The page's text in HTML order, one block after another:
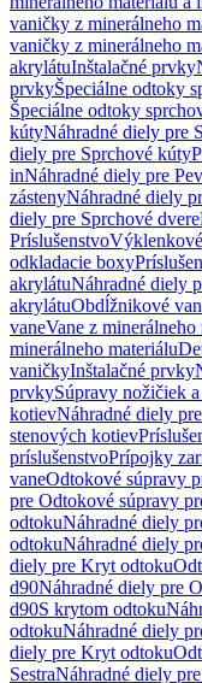
vaničky z minerálneho
vaničky z minerálneho
akrylátuInštalačné prvky
prvkyŠpeciálne odtoky
Špeciálne odtoky
kútyNáhradné diely pre
diely pre Sprchové kúty
inNáhradné diely pre
zástenyNáhradné diely
diely pre Sprchové dvere
Príslušenstvo
odkladacie boxy
akrylátuNáhradné diely
akrylátuObdĺžnikové
vaneVane z minerálneho
minerálneho materiálu
vaničkyInštalačné prvky
prvkySúpravy nožičiek
kotievNáhradné diely
stenových kotiev
príslušenstvoPrípojky
vaneOdtokové súpravy
pre Odtokové súpravy
odtokuNáhradné diely
odtokuNáhradné diely
diely pre Kryt odtoku
d90Náhradné diely pre
d90S krytom odtoku
odtokuNáhradné diely
diely pre Kryt odtoku
SestraNáhradné diely